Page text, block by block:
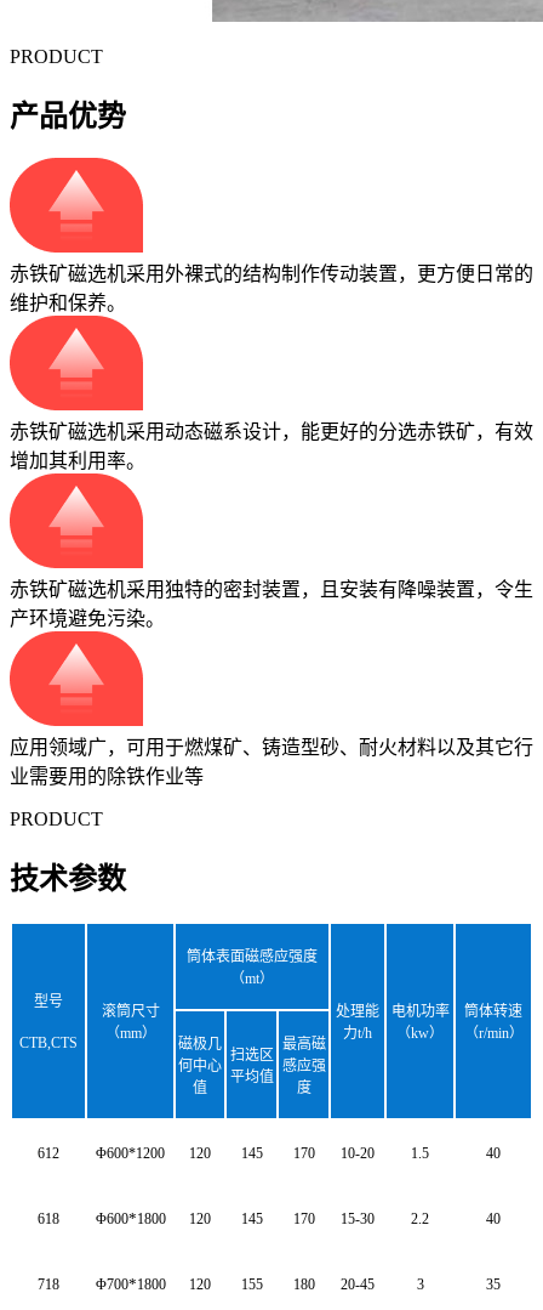
PRODUCT
产品优势
赤铁矿磁选机采用外裸式的结构制作传动装置，更方便日常的
维护和保养。
赤铁矿磁选机采用动态磁系设计，能更好的分选赤铁矿，有效
增加其利用率。
赤铁矿磁选机采用独特的密封装置，且安装有降噪装置，令生
产环境避免污染。
应用领域广，可用于燃煤矿、铸造型砂、耐火材料以及其它行
业需要用的除铁作业等
PRODUCT
技术参数
型号
CTB,CTS
滚筒尺寸
（mm）
筒体表面磁感应强度
（mt）
处理能
力t/h
电机功率
（kw）
筒体转速
（r/min）
磁极几
何中心
值
扫选区
平均值
最高磁
感应强
度
612 Φ600*1200 120 145 170 10-20 1.5 40
618 Φ600*1800 120 145 170 15-30 2.2 40
718 Φ700*1800 120 155 180 20-45 3 35